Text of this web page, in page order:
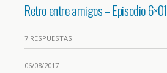
Retro entre amigos – Episodio 6×01
7 RESPUESTAS
06/08/2017